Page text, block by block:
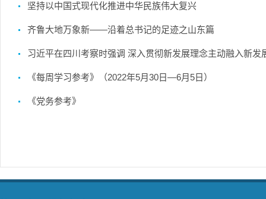
坚持以中国式现代化推进中华民族伟大复兴
齐鲁大地万象新——沿着总书记的足迹之山东篇
习近平在四川考察时强调 深入贯彻新发展理念主动融入新
《每周学习参考》（2022年5月30日—6月5日）
《党务参考》